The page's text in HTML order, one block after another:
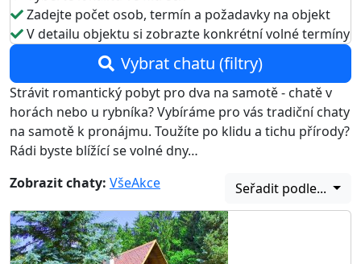
Zadejte počet osob, termín a požadavky na objekt
V detailu objektu si zobrazte konkrétní volné termíny
Vybrat chatu (filtry)
Strávit romantický pobyt pro dva na samotě - chatě v
horách nebo u rybníka? Vybíráme pro vás tradiční chaty
na samotě k pronájmu. Toužíte po klidu a tichu přírody?
Rádi byste blížící se volné dny…
Zobrazit chaty: VšeAkce
Seřadit podle...